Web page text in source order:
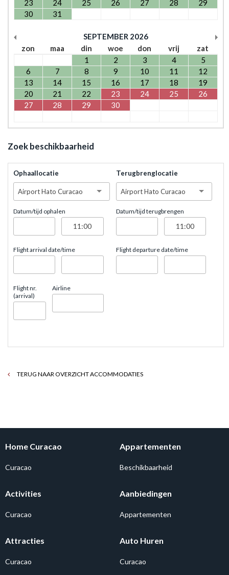
23 24 25 26 27 28
29
30
31
SEPTEMBER 2026
zon
maa din woe don vrij
zat
1
2 3 4
5
6
7 8 9 10 11
12
13
14 15 16 17 18
19
20
21 22 23 24 25
26
27
28 29 30
Zoek beschikbaarheid
Ophaallocatie
Airport Hato Curacao
Datum/tijd ophalen
Flight arrival date/time
Flight nr.
(arrival)
Airline
Terugbrenglocatie
Airport Hato Curacao
Datum/tijd terugbrengen
Flight departure date/time
TERUG NAAR OVERZICHT ACCOMMODATIES
Home Curacao
Curacao
Appartementen
Beschikbaarheid
Activities
Curacao
Aanbiedingen
Appartementen
Attracties
Curacao
Auto Huren
Curacao